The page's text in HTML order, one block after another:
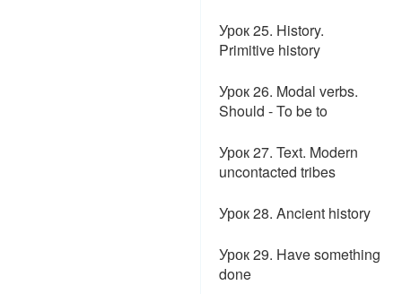
Урок 25. History.
Primitive history
Урок 26. Modal verbs.
Should - To be to
Урок 27. Text. Modern
uncontacted tribes
Урок 28. Ancient history
Урок 29. Have something
done